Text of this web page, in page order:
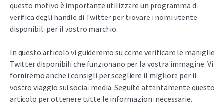
questo motivo è importante utilizzare un programma di
verifica degli handle di Twitter per trovare i nomi utente
disponibili per il vostro marchio.
In questo articolo vi guideremo su come verificare le maniglie
Twitter disponibili che funzionano per la vostra immagine. Vi
forniremo anche i consigli per scegliere il migliore per il
vostro viaggio sui social media. Seguite attentamente questo
articolo per ottenere tutte le informazioni necessarie.